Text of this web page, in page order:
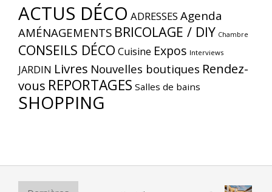
ACTUS DÉCO ADRESSES Agenda
AMÉNAGEMENTS BRICOLAGE / DIY Chambre
CONSEILS DÉCO Cuisine Expos Interviews
JARDIN Livres Nouvelles boutiques Rendez-
vous REPORTAGES Salles de bains
SHOPPING